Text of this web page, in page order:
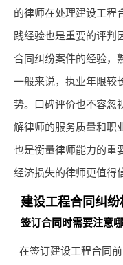
的律师在处理建设工程
践经验也是重要的评判
合同纠纷案件的经验，
一般来说，执业年限较
势。口碑评价也不容忽
解律师的服务质量和职
也是衡量律师能力的重
经济损失的律师更值得
建设工程合同纠
签订合同时需要注意
在签订建设工程合同